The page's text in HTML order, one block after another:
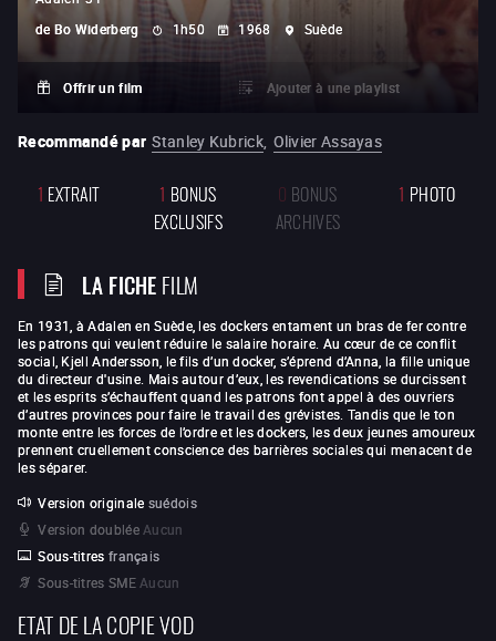
de Bo Widerberg 1h50 1968 Suède
Offrir un film Ajouter à une playlist
Recommandé par Stanley Kubrick, Olivier Assayas
1 EXTRAIT 1 BONUS
EXCLUSIFS
0 BONUS
ARCHIVES
1 PHOTO
LA FICHEFILM
En 1931, à Adalen en Suède, les dockers entament un bras de fer contre
les patrons qui veulent réduire le salaire horaire. Au cœur de ce conflit
social, Kjell Andersson, le fils d’un docker, s’éprend d’Anna, la fille unique
du directeur d'usine. Mais autour d’eux, les revendications se durcissent
et les esprits s’échauffent quand les patrons font appel à des ouvriers
d’autres provinces pour faire le travail des grévistes. Tandis que le ton
monte entre les forces de l’ordre et les dockers, les deux jeunes amoureux
prennent cruellement conscience des barrières sociales qui menacent de
les séparer.
Version originale suédois
Version doublée Aucun
Sous-titres français
Sous-titres SME Aucun
ETAT DE LA COPIE VOD